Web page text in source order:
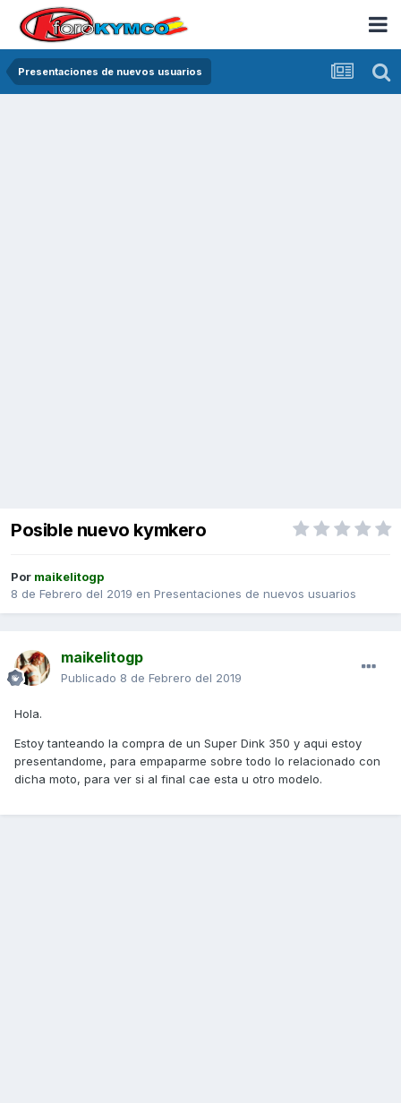
Presentaciones de nuevos usuarios
Posible nuevo kymkero
Por maikelitogp
8 de Febrero del 2019 en Presentaciones de nuevos usuarios
maikelitogp
Publicado 8 de Febrero del 2019
Hola.
Estoy tanteando la compra de un Super Dink 350 y aqui estoy
presentandome, para empaparme sobre todo lo relacionado con
dicha moto, para ver si al final cae esta u otro modelo.